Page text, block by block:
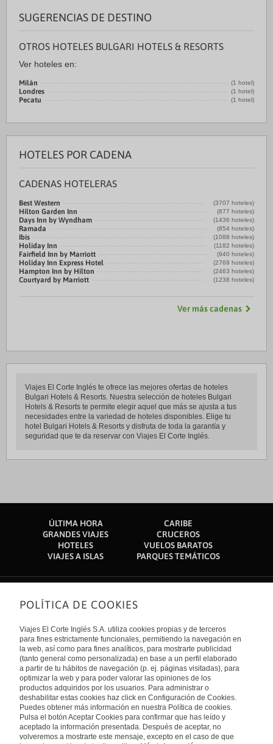
SUGERENCIAS DE DESTINO
OTROS HOTELES BULGARI HOTELS & RESORTS
Ver hoteles en:
Milán (1 hotel)
Londres (1 hotel)
Pecatu (1 hotel)
HOTELES POR CADENA
CADENAS HOTELERAS
Best Western (3707 hoteles)
Hilton Garden Inn (877 hoteles)
Days Inn by Wyndham (1436 hoteles)
Ramada (854 hoteles)
Ibis (1088 hoteles)
Holiday Inn (1182 hoteles)
Fairfield Inn by Marriott (940 hoteles)
Holiday Inn Express Hotel (2769 hoteles)
Hampton Inn by Hilton (2463 hoteles)
Courtyard by Marriott (1238 hoteles)
Ver más cadenas
Viajes El Corte Inglés te ofrece las mejores ofertas de hoteles
Bulgari Hotels & Resorts. Nuestra selección de hoteles Bulgari
Hotels & Resorts te permite elegir aquel que más se ajusta a tus
necesidades entre la variedad de hoteles disponibles. Elige tu
hotel Bulgari Hotels & Resorts y disfruta de toda la garantía y
seguridad que te da reservar con Viajes El Corte Inglés.
ÚLTIMA HORA
CARIBE
GRANDES VIAJES
CRUCEROS
HOTELES
VUELOS BARATOS
VIAJES A ISLAS
PARQUES TEMÁTICOS
Sobre nosotros
Quiénes somos
Financiación
Sostenibilidad
Turismo accesible
Tarjeta El Corte Inglés
Trabaja con nosotros
El Corte Inglés
Canal Ético
Enlaces de interés
Guías de viaje
Catálogos
Auto check-in
Condiciones Generales
Política de privacidad
Política de cookies
Accesibilidad
Empresas/ Grupos
Internacional
España
Visita nuestro blog
POLÍTICA DE COOKIES
Viajes El Corte Inglés S.A. utiliza cookies propias y de terceros
para fines estrictamente funcionales, permitiendo la navegación en
la web, así como para fines analíticos, para mostrarte publicidad
(tanto general como personalizada) en base a un perfil elaborado
a partir de tu hábitos de navegación (p. ej. páginas visitadas), para
optimizar la web y para poder valorar las opiniones de los
productos adquiridos por los usuarios. Para administrar o
deshabilitar estas cookies haz click en Configuración de Cookies.
Puedes obtener más información en nuestra Política de cookies.
Pulsa el botón Aceptar Cookies para confirmar que has leído y
aceptado la información presentada. Después de aceptar, no
volveremos a mostrarte este mensaje, excepto en el caso de que